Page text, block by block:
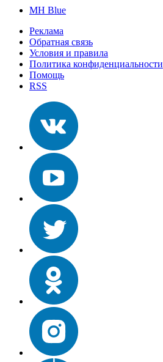
MH Blue
Реклама
Обратная связь
Условия и правила
Политика конфиденциальности
Помощь
RSS